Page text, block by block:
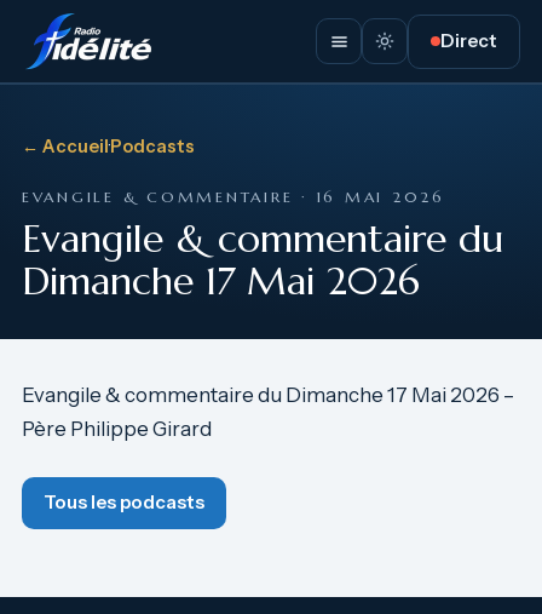
Direct
← Accueil·Podcasts
EVANGILE & COMMENTAIRE · 16 MAI 2026
Evangile & commentaire du
Dimanche 17 Mai 2026
Evangile & commentaire du Dimanche 17 Mai 2026 –
Père Philippe Girard
Tous les podcasts